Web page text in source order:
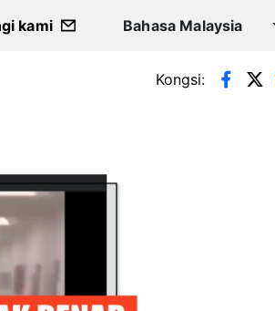
kami
Kongsi: